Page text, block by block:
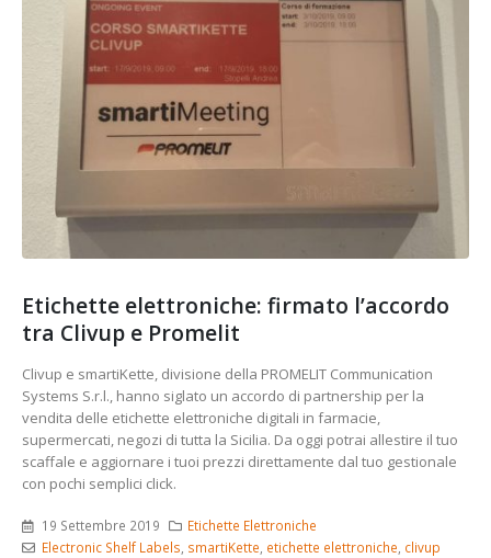
Etichette elettroniche: firmato l’accordo
tra Clivup e Promelit
Clivup e smartiKette, divisione della PROMELIT Communication
Systems S.r.l., hanno siglato un accordo di partnership per la
vendita delle etichette elettroniche digitali in farmacie,
supermercati, negozi di tutta la Sicilia. Da oggi potrai allestire il tuo
scaffale e aggiornare i tuoi prezzi direttamente dal tuo gestionale
con pochi semplici click.
19 Settembre 2019
Etichette Elettroniche
Electronic Shelf Labels, smartiKette, etichette elettroniche, clivup